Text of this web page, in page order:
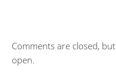
Comments are closed, but
open.